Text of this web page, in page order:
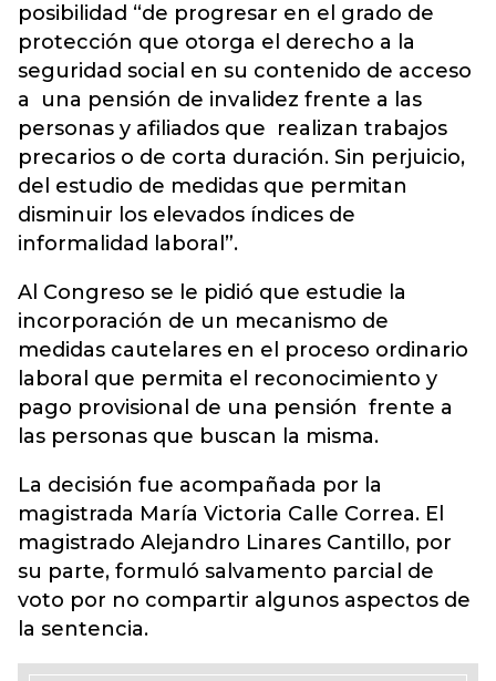
posibilidad “de progresar en el grado de
protección que otorga el derecho a la
seguridad social en su contenido de acceso
a una pensión de invalidez frente a las
personas y afiliados que realizan trabajos
precarios o de corta duración. Sin perjuicio,
del estudio de medidas que permitan
disminuir los elevados índices de
informalidad laboral”.
Al Congreso se le pidió que estudie la
incorporación de un mecanismo de
medidas cautelares en el proceso ordinario
laboral que permita el reconocimiento y
pago provisional de una pensión frente a
las personas que buscan la misma.
La decisión fue acompañada por la
magistrada María Victoria Calle Correa. El
magistrado Alejandro Linares Cantillo, por
su parte, formuló salvamento parcial de
voto por no compartir algunos aspectos de
la sentencia.